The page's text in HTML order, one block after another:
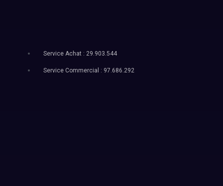
Service Achat : 29.903.544
Service Commercial : 97.686.292